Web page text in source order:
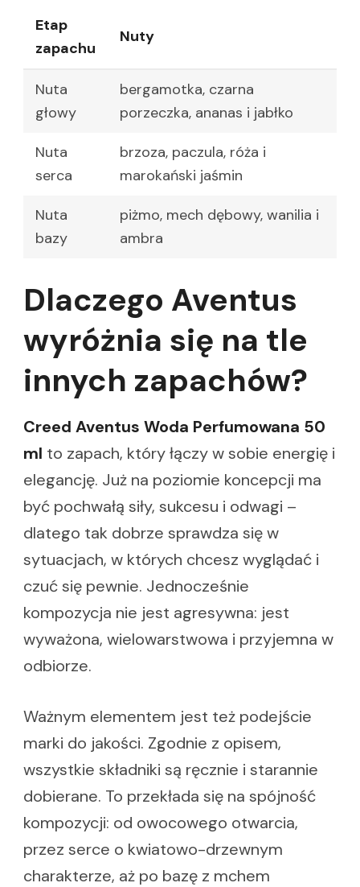
Etap
zapachu
Nuty
Nuta
głowy
bergamotka, czarna
porzeczka, ananas i jabłko
Nuta
serca
brzoza, paczula, róża i
marokański jaśmin
Nuta
bazy
piżmo, mech dębowy, wanilia i
ambra
Dlaczego Aventus
wyróżnia się na tle
innych zapachów?
Creed Aventus Woda Perfumowana 50
ml to zapach, który łączy w sobie energię i
elegancję. Już na poziomie koncepcji ma
być pochwałą siły, sukcesu i odwagi –
dlatego tak dobrze sprawdza się w
sytuacjach, w których chcesz wyglądać i
czuć się pewnie. Jednocześnie
kompozycja nie jest agresywna: jest
wyważona, wielowarstwowa i przyjemna w
odbiorze.
Ważnym elementem jest też podejście
marki do jakości. Zgodnie z opisem,
wszystkie składniki są ręcznie i starannie
dobierane. To przekłada się na spójność
kompozycji: od owocowego otwarcia,
przez serce o kwiatowo-drzewnym
charakterze, aż po bazę z mchem